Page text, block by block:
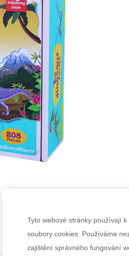
Tyto webové stránky používají
soubory cookies. Používáme
zajištění správného fungování